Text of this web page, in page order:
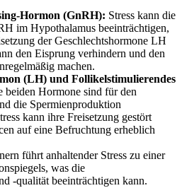
Hormon (GnRH): Stress kann die
im Hypothalamus beeinträchtigen,
der Geschlechtshormone LH
den Eisprung verhindern und den
machen.
(LH) und Follikelstimulierendes
beiden Hormone sind für den
die Spermienproduktion
kann ihre Freisetzung gestört
auf eine Befruchtung erheblich
führt anhaltender Stress zu einer
was die
-qualität beeinträchtigen kann.